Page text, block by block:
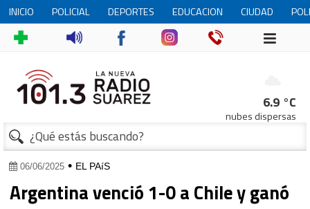
INICIO POLICIAL DEPORTES EDUCACION CIUDAD
6.9 °C
nubes dispersas
06/06/2025• EL PAíS
Argentina venció 1-0 a Chile y ganó